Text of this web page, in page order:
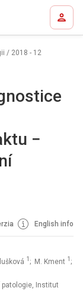
/ 2018 - 12
−
English info
1 ; M. Kment 1 ;
patologie, Institut